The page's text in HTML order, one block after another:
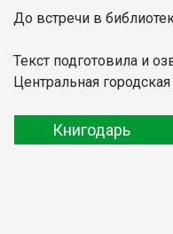
До встречи в
Текст подготовила и
Центральная
Книгодарь